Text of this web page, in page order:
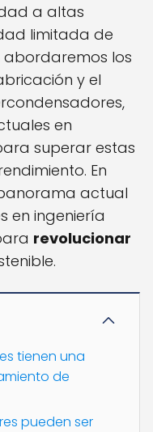
a altas
limitada de
los
y el
en
superar estas
En
actual
en ingeniería
revolucionar
tienen una
de
pueden ser